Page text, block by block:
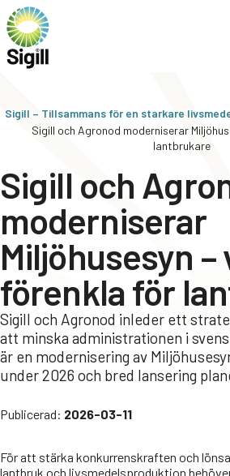
Sigill – Tillsammans för en starkare
Sigill och Agronod moderniserar
lantbrukare
Sigill och
moderniserar
Miljöhusesyn –
förenkla för
Sigill och Agronod inleder ett
att minska administrationen i
är en modernisering av
under 2026 och bred lansering
Publicerad: 2026-03-11
För att stärka konkurrenskraften och
lantbruk och livsmedelsproduktion